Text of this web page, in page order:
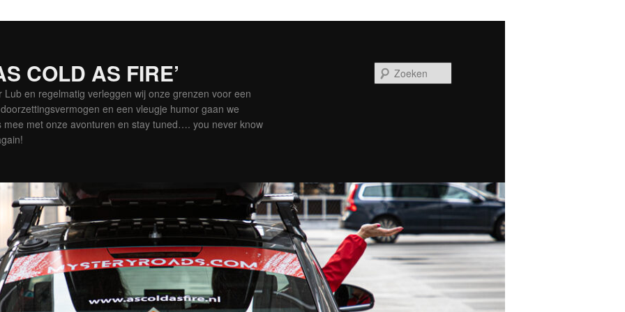
COLD AS FIRE’
Lub en regelmatig verleggen wij onze grenzen voor een
en een vleugje humor gaan we
mee met onze avonturen en stay tuned…. you never know